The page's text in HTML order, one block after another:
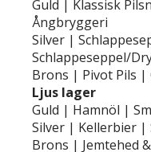
Guld | Klassisk
Ångbryggeri
Silver |
Schlappeseppel/
Brons | Pivot Pils |
Ljus lager
Guld | Hamnöl |
Silver | Kellerbier |
Brons | Jemtehed